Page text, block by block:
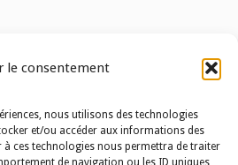
le consentement
nous utilisons des technologies
et/ou accéder aux informations des
à ces technologies nous permettra de traiter
de navigation ou les ID uniques